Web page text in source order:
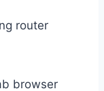
router
browser